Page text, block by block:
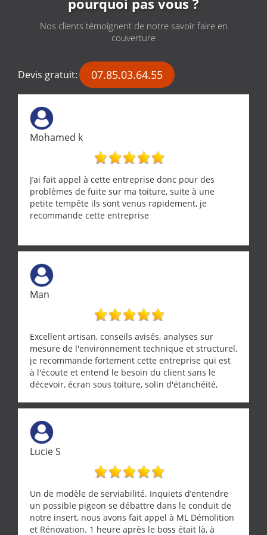
Nos clients témoignent de notre savoir faire en
couverture
Devis gratuit: 07.85.03.64.55
Mohamed k
J’ai fait appel à cette entreprise donc pour des
problèmes de fuite sur ma toiture, suite à une
petite tempête ils sont venus rapidement, je
recommande cette entreprise
Man
Excellent artisan, conseils avisés, analyses sur
mesure de l'environnement technique et structurel,
je recommande fortement cette entreprise qui est
à l'écoute et entend le besoin du client sans le
décevoir, écran sous toiture, solin d'étanchéité,
récupérateur d'eau, tout a été parfaitement mis en
œuvre sans besoin d'y revenir. confiance assurée.
Lucie S
Un de modèle de serviabilité. Inquiets d’entendre
un possible pigeon se débattre dans le conduit de
notre insert, nous avons fait appel à ML Démolition
et Rénovation. 1 heure après le boss était là, à